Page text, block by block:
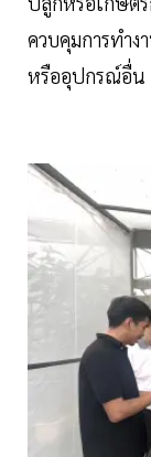
ควบคุมการทำง
หรืออุปกรณ์อื่น